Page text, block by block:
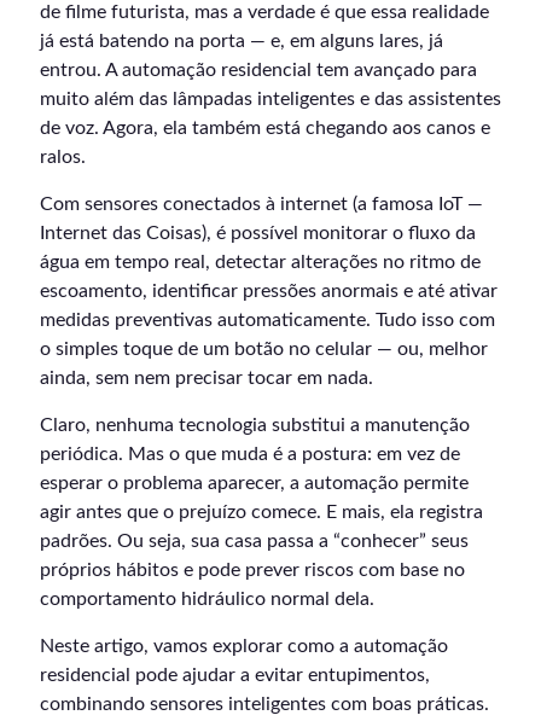
de filme futurista, mas a verdade é que essa realidade
já está batendo na porta — e, em alguns lares, já
entrou. A automação residencial tem avançado para
muito além das lâmpadas inteligentes e das assistentes
de voz. Agora, ela também está chegando aos canos e
ralos.
Com sensores conectados à internet (a famosa IoT —
Internet das Coisas), é possível monitorar o fluxo da
água em tempo real, detectar alterações no ritmo de
escoamento, identificar pressões anormais e até ativar
medidas preventivas automaticamente. Tudo isso com
o simples toque de um botão no celular — ou, melhor
ainda, sem nem precisar tocar em nada.
Claro, nenhuma tecnologia substitui a manutenção
periódica. Mas o que muda é a postura: em vez de
esperar o problema aparecer, a automação permite
agir antes que o prejuízo comece. E mais, ela registra
padrões. Ou seja, sua casa passa a “conhecer” seus
próprios hábitos e pode prever riscos com base no
comportamento hidráulico normal dela.
Neste artigo, vamos explorar como a automação
residencial pode ajudar a evitar entupimentos,
combinando sensores inteligentes com boas práticas.